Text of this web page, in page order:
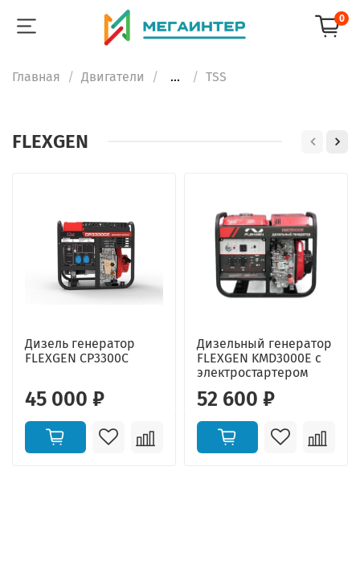
0
Главная Двигатели ... TSS
FLEXGEN
Дизель генератор
FLEXGEN CP3300C
45 000 ₽
Дизельный генератор
FLEXGEN KMD3000E с
электростартером
52 600 ₽